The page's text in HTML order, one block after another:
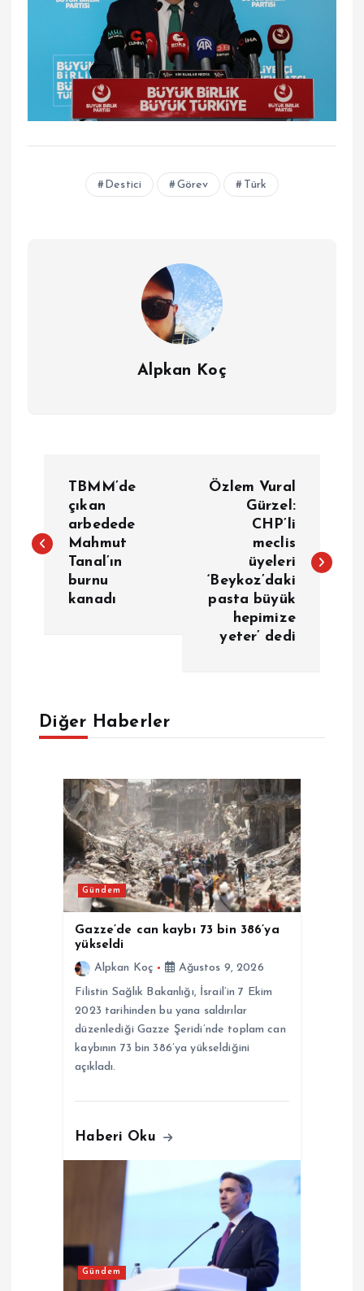
Destici Görev Türk
Alpkan Koç
z
z
TBMM’de
çıkan
arbedede
Mahmut
Tanal’ın
burnu
kanadı
Özlem Vural
Gürzel:
CHP’li
meclis
üyeleri
‘Beykoz’daki
pasta büyük
hepimize
yeter’ dedi
Diğer Haberler
Gündem
Gazze’de can kaybı 73 bin 386’ya
yükseldi
Alpkan Koç
Ağustos 9, 2026
Filistin Sağlık Bakanlığı, İsrail’in 7 Ekim
2023 tarihinden bu yana saldırılar
düzenlediği Gazze Şeridi’nde toplam can
kaybının 73 bin 386’ya yükseldiğini
açıkladı.
Haberi Oku
Gündem